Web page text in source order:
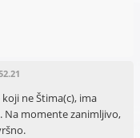
ne Štima(c), ima
Na momente zanimljivo,